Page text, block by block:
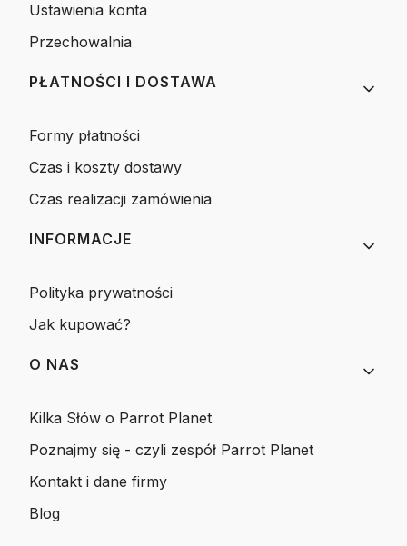
Ustawienia konta
Przechowalnia
PŁATNOŚCI I DOSTAWA
Formy płatności
Czas i koszty dostawy
Czas realizacji zamówienia
INFORMACJE
Polityka prywatności
Jak kupować?
O NAS
Kilka Słów o Parrot Planet
Poznajmy się - czyli zespół Parrot Planet
Kontakt i dane firmy
Blog